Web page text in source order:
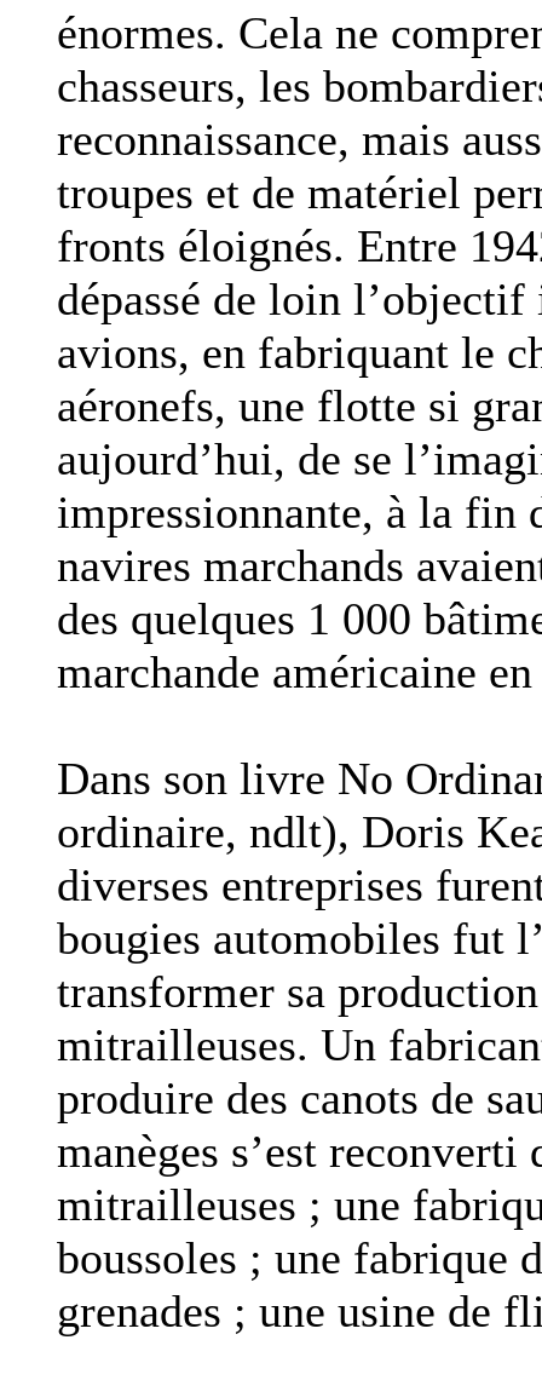
énormes. Cela ne
chasseurs, les
reconnaissance, mais
troupes et de matériel
fronts éloignés. Entre
dépassé de loin
avions, en fabriquant le
aéronefs, une flotte si
aujourd’hui, de se
impressionnante, à la fin
navires marchands
des quelques 1 000
marchande américaine
Dans son livre No
ordinaire, ndlt), Doris
diverses entreprises
bougies automobiles fut
transformer sa
mitrailleuses. Un
produire des canots de
manèges s’est reconverti
mitrailleuses ; une
boussoles ; une fabrique
grenades ; une usine de